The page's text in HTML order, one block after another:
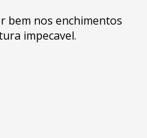
bem nos enchimentos
impecavel.